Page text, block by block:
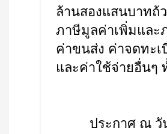
ล้านสองแสนบาทถ้
ภาษีมูลค่าเพิ่มและ
ค่าขนส่ง ค่าจดทะเ
และค่าใช้จ่ายอื่นๆ
ประกาศ ณ วั